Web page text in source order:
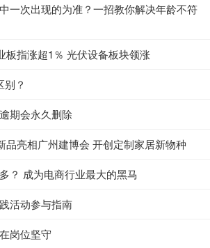
一次出现的为准？一招教你解决年龄不符
板指涨超1％ 光伏设备板块领涨
？
期会永久删除
品亮相广州建博会 开创定制家居新物种
？ 成为电商行业最大的黑马
活动参与指南
岗位坚守